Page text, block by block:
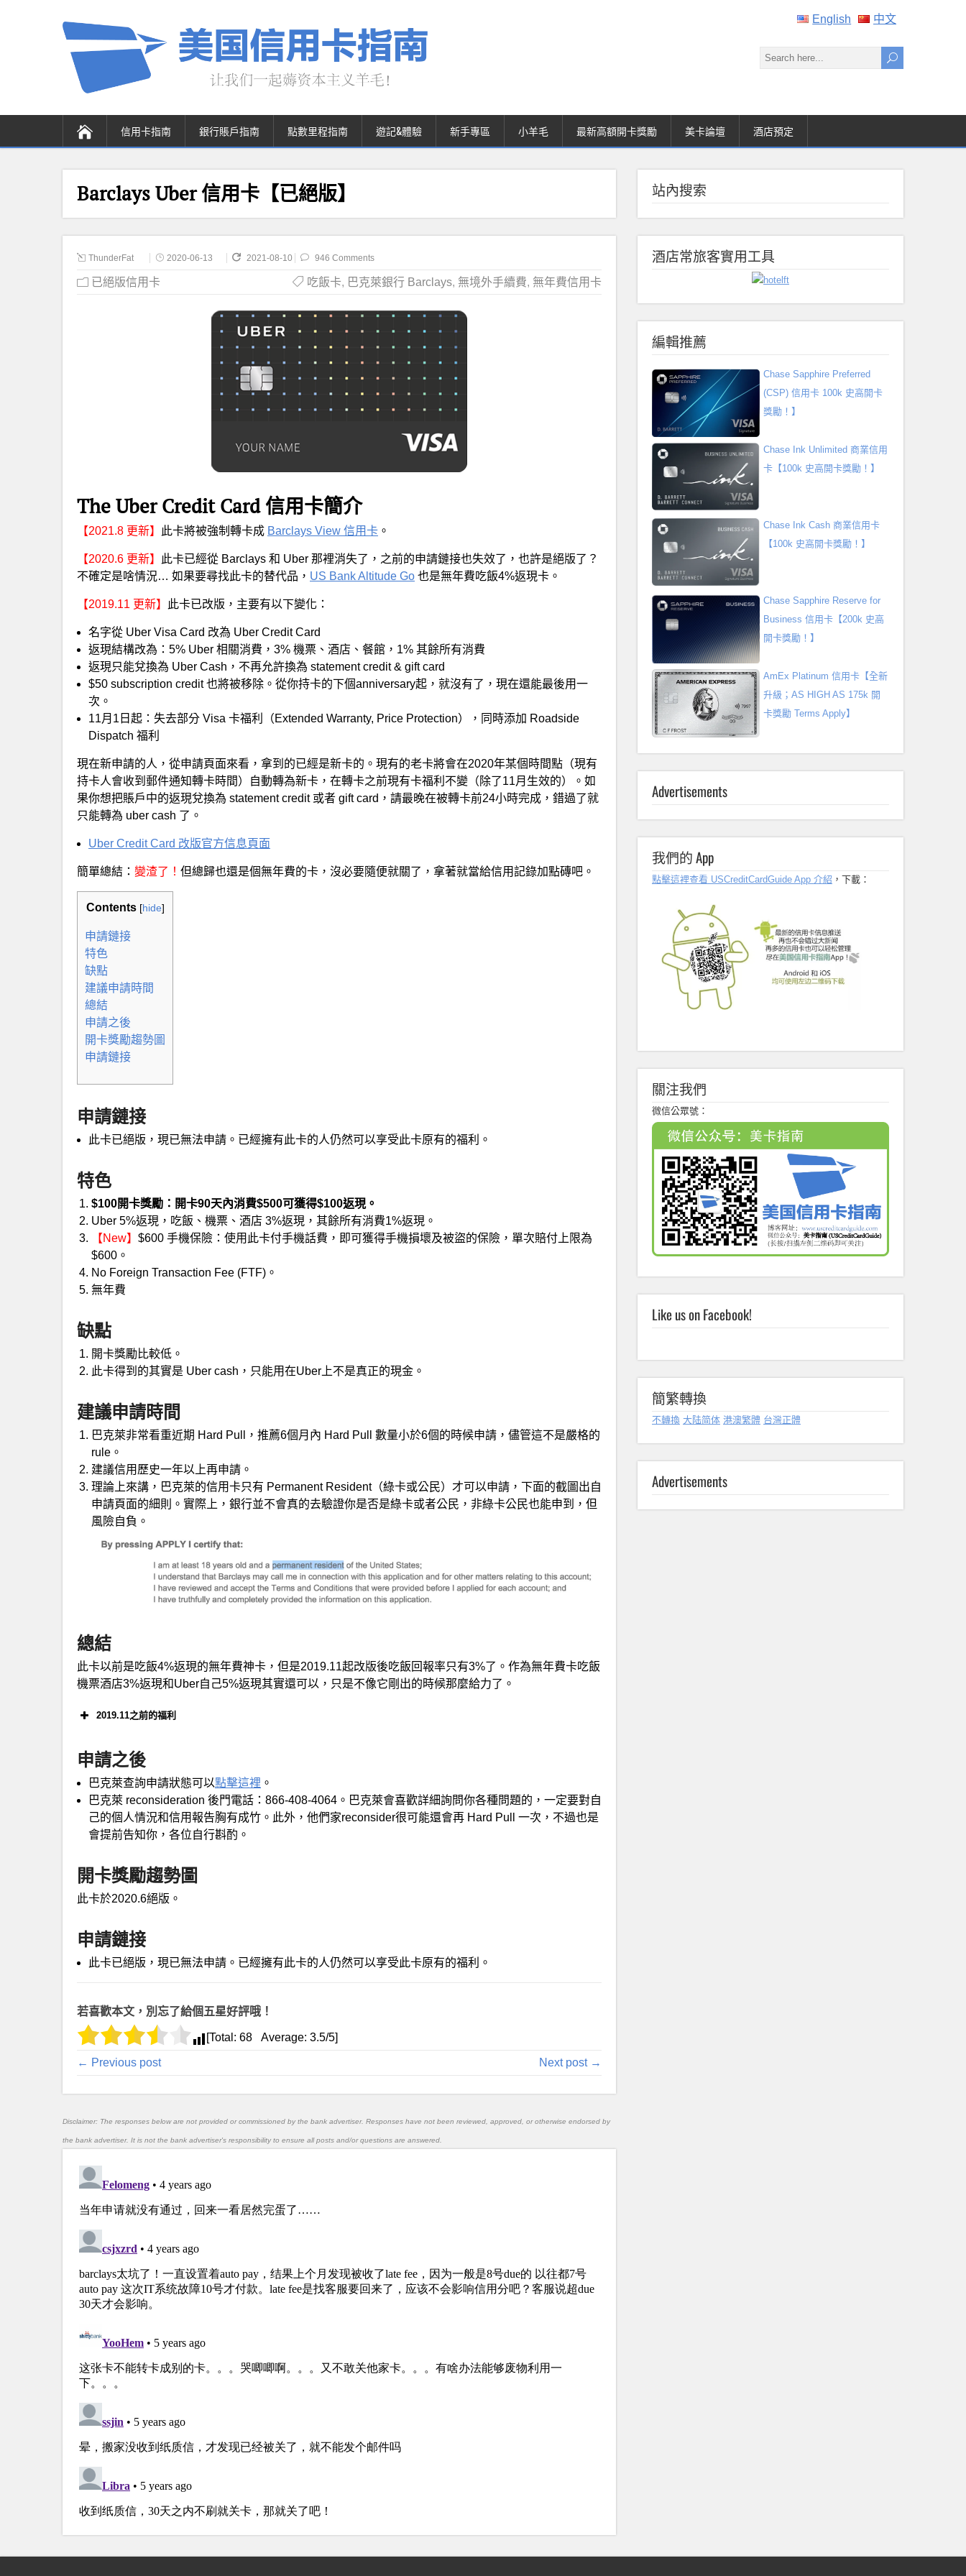
English 中文
信用卡指南 銀行賬戶指南 點數里程指南 遊記&體驗 新手專區 小羊毛 最新高額開卡獎勵 美卡論壇 酒店預定
Barclays Uber 信用卡【已絕版】
ThunderFat 2020-06-13 2021-08-10 946 Comments
已絕版信用卡 吃飯卡, 巴克萊銀行 Barclays, 無境外手續費, 無年費信用卡
The Uber Credit Card 信用卡簡介
【2021.8 更新】 此卡將被強制轉卡成 Barclays View 信用卡 。
【2020.6 更新】
此卡已經從 Barclays 和 Uber 那裡消失了，之前的申請鏈接也失效了，也許是絕版了？
不確定是啥情況… 如果要尋找此卡的替代品， US Bank Altitude Go 也是無年費吃飯4%返現卡。
【2019.11 更新】 此卡已改版，主要有以下變化：
名字從 Uber Visa Card 改為 Uber Credit Card
返現結構改為：5% Uber 相關消費，3% 機票、酒店、餐館，1% 其餘所有消費
返現只能兌換為 Uber Cash，不再允許換為 statement credit & gift card
$50 subscription credit 也將被移除。從你持卡的下個anniversary起，就沒有了，現在還能最後用一
次。
11月1日起：失去部分 Visa 卡福利（Extended Warranty, Price Protection），同時添加 Roadside
Dispatch 福利
現在新申請的人，從申請頁面來看，拿到的已經是新卡的。現有的老卡將會在2020年某個時間點（現有
持卡人會收到郵件通知轉卡時間）自動轉為新卡，在轉卡之前現有卡福利不變（除了11月生效的）。如
果你想把賬戶中的返現兌換為 statement credit 或者 gift card，請最晚在被轉卡前24小時完成，錯過了就
只能轉為 uber cash 了。
Uber Credit Card 改版官方信息頁面
簡單總結： 變渣了！ 但總歸也還是個無年費的卡，沒必要隨便就關了，拿著就當給信用記錄加點磚吧。
Contents [hide]
申請鏈接
特色
缺點
建議申請時間
總結
申請之後
開卡獎勵趨勢圖
申請鏈接
申請鏈接
此卡已絕版，現已無法申請。已經擁有此卡的人仍然可以享受此卡原有的福利。
特色
$100開卡獎勵：開卡90天內消費$500可獲得$100返現。
Uber 5%返現，吃飯、機票、酒店 3%返現，其餘所有消費1%返現。
【New】 $600 手機保險：使用此卡付手機話費，即可獲得手機損壞及被盜的保險，單次賠付上限為
$600。
No Foreign Transaction Fee (FTF)。
無年費
缺點
開卡獎勵比較低。
此卡得到的其實是 Uber cash，只能用在Uber上不是真正的現金。
建議申請時間
巴克萊非常看重近期 Hard Pull，推薦6個月內 Hard Pull 數量小於6個的時候申請，儘管這不是嚴格的
rule。
建議信用歷史一年以上再申請。
理論上來講，巴克萊的信用卡只有 Permanent Resident（綠卡或公民）才可以申請，下面的截圖出自
申請頁面的細則。實際上，銀行並不會真的去驗證你是否是綠卡或者公民，非綠卡公民也能申到，但
風險自負。
總結
此卡以前是吃飯4%返現的無年費神卡，但是2019.11起改版後吃飯回報率只有3%了。作為無年費卡吃飯
機票酒店3%返現和Uber自己5%返現其實還可以，只是不像它剛出的時候那麼給力了。
2019.11之前的福利
$100開卡獎勵：開卡90天內消費$500可獲得$100返現。
【New】
申請之後
巴克萊查詢申請狀態可以點擊這裡 。
巴克萊 reconsideration 後門電話：866-408-4064。巴克萊會喜歡詳細詢問你各種問題的，一定要對自
己的個人情況和信用報告胸有成竹。此外，他們家reconsider很可能還會再 Hard Pull 一次，不過也是
會提前告知你，各位自行斟酌。
開卡獎勵趨勢圖
此卡於2020.6絕版。
申請鏈接
此卡已絕版，現已無法申請。已經擁有此卡的人仍然可以享受此卡原有的福利。
若喜歡本文，別忘了給個五星好評哦！
[Total: 68 Average: 3.5/5]
← Previous post Next post →
Disclaimer: The responses below are not provided or commissioned by the bank advertiser. Responses have not been reviewed, approved, or otherwise endorsed by
the bank advertiser. It is not the bank advertiser's responsibility to ensure all posts and/or questions are answered.
站內搜索
酒店常旅客實用工具
編輯推薦
Chase Sapphire Preferred
(CSP) 信用卡 100k 史高開卡
獎勵！】
Chase Ink Unlimited 商業信用
卡【100k 史高開卡獎勵！】
Chase Ink Cash 商業信用卡
【100k 史高開卡獎勵！】
Chase Sapphire Reserve for
Business 信用卡【200k 史高
開卡獎勵！】
AmEx Platinum 信用卡【全新
升級；AS HIGH AS 175k 開
卡獎勵 Terms Apply】
Advertisements
我們的 App
點擊這裡查看 USCreditCardGuide App 介紹 ，下載：
關注我們
微信公眾號：
Like us on Facebook!
簡繁轉換
不轉換 大陆简体 港澳繁體 台灣正體
Advertisements